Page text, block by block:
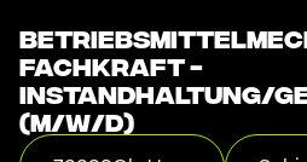
Fachkraft -
Instandhaltung/
(m/w/d)